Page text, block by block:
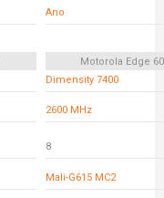
Ano
Motorola Edge
Dimensity 7400
2600 MHz
8
Mali-G615 MC2